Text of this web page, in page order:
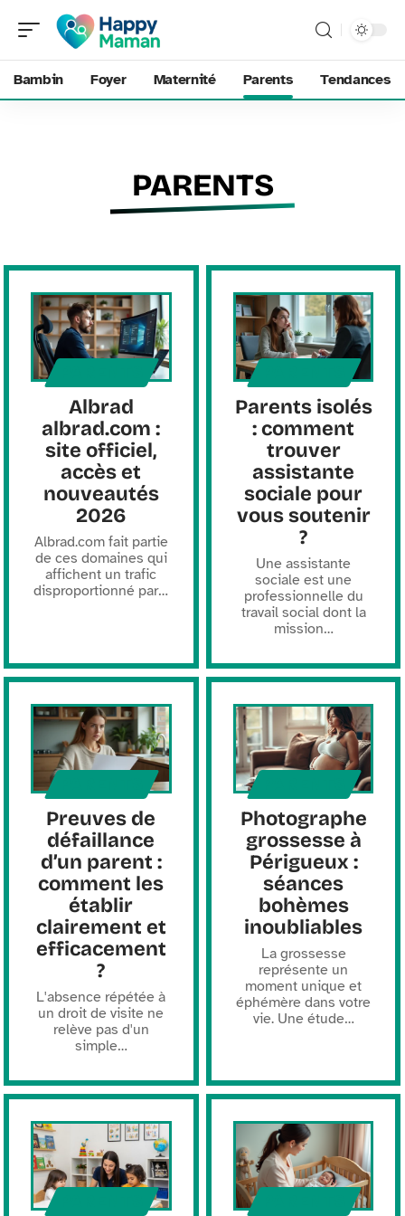
Bambin Foyer Maternité Parents Tendances
PARENTS
Albrad
albrad.com :
site officiel,
accès et
nouveautés
2026
Albrad.com fait partie
de ces domaines qui
affichent un trafic
disproportionné par…
Parents isolés
: comment
trouver
assistante
sociale pour
vous soutenir
?
Une assistante
sociale est une
professionnelle du
travail social dont la
mission…
Preuves de
défaillance
d’un parent :
comment les
établir
clairement et
efficacement
?
L'absence répétée à
un droit de visite ne
relève pas d'un
simple…
Photographe
grossesse à
Périgueux :
séances
bohèmes
inoubliables
La grossesse
représente un
moment unique et
éphémère dans votre
vie. Une étude…